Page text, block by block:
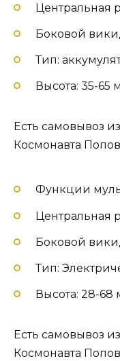
Центральная
Боковой
Тип:
Высота: 35-65
Есть самовывоз
Космонавта
Функции
Центральная
Боковой
Тип:
Высота: 28-68
Есть самовывоз
Космонавта